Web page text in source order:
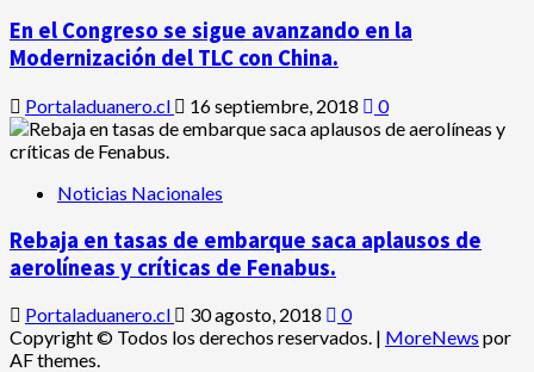
En el Congreso se sigue avanzando en la
Modernización del TLC con China.
Portaladuanero.cl 16 septiembre, 2018 0
Noticias Nacionales
Rebaja en tasas de embarque saca aplausos de
aerolíneas y críticas de Fenabus.
Portaladuanero.cl 30 agosto, 2018
0
Copyright © Todos los derechos reservados. | MoreNews por
AF themes.